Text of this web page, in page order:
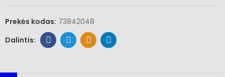
Prekės kodas: 73842048